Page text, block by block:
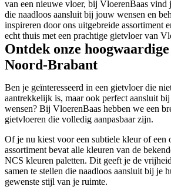
van een nieuwe vloer, bij VloerenBaas vind
die naadloos aansluit bij jouw wensen en
inspireren door ons uitgebreide assortiment
echt thuis met een prachtige gietvloer van
Ontdek onze
Noord-Brabant
Ben je geïnteresseerd in een gietvloer die
aantrekkelijk is, maar ook perfect aansluit
wensen? Bij VloerenBaas hebben we een
gietvloeren die volledig aanpasbaar zijn.
Of je nu kiest voor een subtiele kleur of een
assortiment bevat alle kleuren van de
NCS kleuren paletten. Dit geeft je de
samen te stellen die naadloos aansluit bij je
gewenste stijl van je ruimte.